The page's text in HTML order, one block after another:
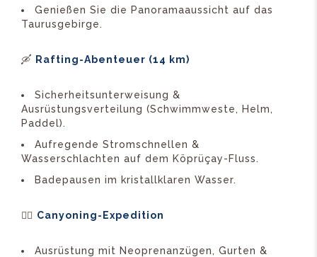
Genießen Sie die Panoramaaussicht auf das
Taurusgebirge.
🛶 Rafting-Abenteuer (14 km)
Sicherheitsunterweisung &
Ausrüstungsverteilung (Schwimmweste, Helm,
Paddel).
Aufregende Stromschnellen &
Wasserschlachten auf dem Köprüçay-Fluss.
Badepausen im kristallklaren Wasser.
🧗‍♂️ Canyoning-Expedition
Ausrüstung mit Neoprenanzügen, Gurten &